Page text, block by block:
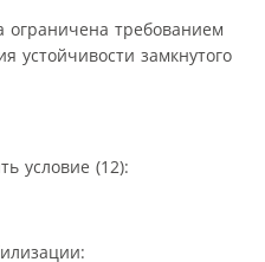
ограничена требованием
устойчивости замкнутого
условие (12):